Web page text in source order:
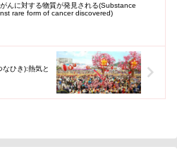
んに対する物質が発見される(Substance
rare form of cancer discovered)
ひき):熱気と